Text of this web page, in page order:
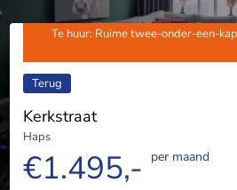
Te huur: Ruime twee-onder-een-
Terug
Kerkstraat
Haps
€1.495,- per maand